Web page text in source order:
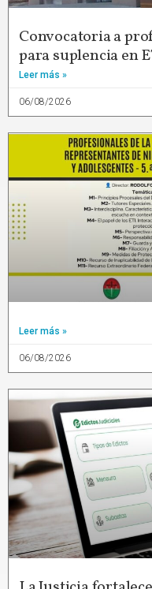
Convocatoria a
para suplencia en
Leer más »
06/08/2026
Leer más »
06/08/2026